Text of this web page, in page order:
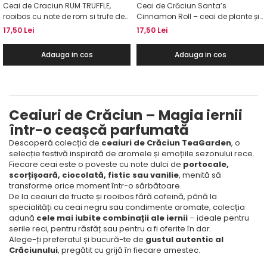
Ceai de Craciun RUM TRUFFLE,
rooibos cu note de rom si trufe de
ciocolata, 50g
17,50 Lei
Adauga in cos
Ceai de Crăciun Santa’s
Cinnamon Roll – ceai de plante și
condimente cu scorțișoară, 50g
17,50 Lei
Adauga in cos
Ceaiuri de Crăciun – Magia iernii
într-o ceașcă parfumată
Descoperă colecția de ceaiuri de Crăciun TeaGarden, o
selecție festivă inspirată de aromele și emoțiile sezonului rece.
Fiecare ceai este o poveste cu note dulci de portocale,
scorțișoară, ciocolată, fistic sau vanilie, menită să
transforme orice moment într-o sărbătoare.
De la ceaiuri de fructe și rooibos fără cofeină, până la
specialități cu ceai negru sau condimente aromate, colecția
adună cele mai iubite combinații ale iernii – ideale pentru
serile reci, pentru răsfăț sau pentru a fi oferite în dar.
Alege-ți preferatul și bucură-te de gustul autentic al
Crăciunului, pregătit cu grijă în fiecare amestec.